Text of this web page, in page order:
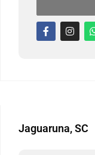
Jaguaruna, SC